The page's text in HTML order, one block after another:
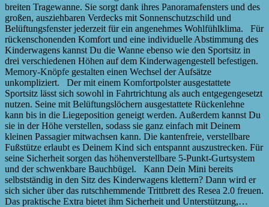
breiten Tragewanne. Sie sorgt dank ihres Panoramafensters und des
großen, ausziehbaren Verdecks mit Sonnenschutzschild und
Belüftungsfenster jederzeit für ein angenehmes Wohlfühlklima. Für
rückenschonenden Komfort und eine individuelle Abstimmung des
Kinderwagens kannst Du die Wanne ebenso wie den Sportsitz in
drei verschiedenen Höhen auf dem Kinderwagengestell befestigen.
Memory-Knöpfe gestalten einen Wechsel der Aufsätze
unkompliziert. Der mit einem Komfortpolster ausgestattete
Sportsitz lässt sich sowohl in Fahrtrichtung als auch entgegengesetzt
nutzen. Seine mit Belüftungslöchern ausgestattete Rückenlehne
kann bis in die Liegeposition geneigt werden. Außerdem kannst Du
sie in der Höhe verstellen, sodass sie ganz einfach mit Deinem
kleinen Passagier mitwachsen kann. Die kantenfreie, verstellbare
Fußstütze erlaubt es Deinem Kind sich entspannt auszustrecken. Für
seine Sicherheit sorgen das höhenverstellbare 5-Punkt-Gurtsystem
und der schwenkbare Bauchbügel. Kann Dein Mini bereits
selbstständig in den Sitz des Kinderwagens klettern? Dann wird er
sich sicher über das rutschhemmende Trittbrett des Resea 2.0 freuen.
Das praktische Extra bietet ihm Sicherheit und Unterstützung,…